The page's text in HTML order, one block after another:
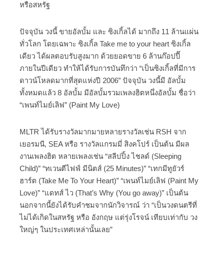
หรือสหรัฐ
ปัจจุบัน วงนี้ ขายอัลบั้ม และ ซิงเกิ้ลได้ มากถึง 11 ล้านแผ่น
ทั่วโลก โดยเฉพาะ ซิงเกิ้ล Take me to your heart ซิงเกิ้ล
เดียว ได้ผลตอบรับสูงมาก ด้วยยอดขาย 6 ล้านก๊อปปี๊
ภายในปีเดียว ทำให้ได้รับการบันทึกว่า “เป็นซิงเกิ้ลที่มีการ
ดาวน์โหลดมากที่สุดแห่งปี 2006” ปัจจุบัน วงนี้มี อัลบั้ม
ทั้งหมดแล้ว 8 อัลบั้ม มีอัลบั้มรวมเพลงฮิตหนึ่งอัลบั้ม ชื่อว่า
“เพนท์ไมย์เลิฟ” (Paint My Love)
MLTR ได้รับรางวัลมากมายหลายรางวัลเช่น RSH จาก
เยอรมนี, SEA หรือ รางวัลแกรมมี่ สิงคโปร์ เป็นต้น มีผล
งานเพลงฮิต หลายเพลงเช่น “สลีปปิ้ง ไชลด์ (Sleeping
Child)” “ทเวนตีไฟฟ์ มีนิตส์ (25 Minutes)” “เทกมีทูยัวร์
ฮาร์ต (Take Me To Your Heart)” “เพนท์ไมย์เลิฟ (Paint My
Love)” “แดทส์ ไว (That’s Why (You go away)” เป็นต้น
นอกจากนี้ยังได้รับคำชมจากนักวิจารณ์ ว่า “เป็นวงดนตรีที่
ไม่ได้เกิดในสหรัฐ หรือ อังกฤษ แต่รุ่งโรจน์ เทียบเท่ากับ วง
ใหญ่ๆ ในประเทศเหล่านั้นเลย”